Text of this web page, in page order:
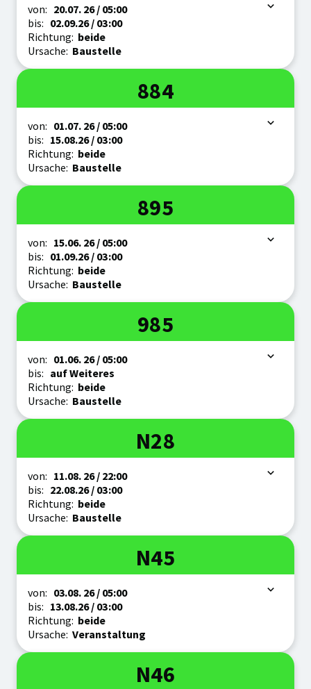
Zeitraum
von: 20.07. 26/ 05:00
bis: 02.09.26/ 03:00
Richtung: beide
Ursache: Baustelle
Linie
884
Zeitraum
von: 01.07. 26/ 05:00
bis: 15.08.26/ 03:00
Richtung: beide
Ursache: Baustelle
Linie
895
Zeitraum
von: 15.06. 26/ 05:00
bis: 01.09.26/ 03:00
Richtung: beide
Ursache: Baustelle
Linie
985
Zeitraum
von: 01.06. 26/ 05:00
bis: auf Weiteres
Richtung: beide
Ursache: Baustelle
Linie
N28
Zeitraum
von: 11.08. 26/ 22:00
bis: 22.08.26/ 03:00
Richtung: beide
Ursache: Baustelle
Linie
N45
Zeitraum
von: 03.08. 26/ 05:00
bis: 13.08.26/ 03:00
Richtung: beide
Ursache: Veranstaltung
Linie
N46